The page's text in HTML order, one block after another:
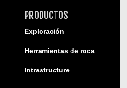
PRODUCTOS
Exploración
Herramientas de roca
Intrastructure